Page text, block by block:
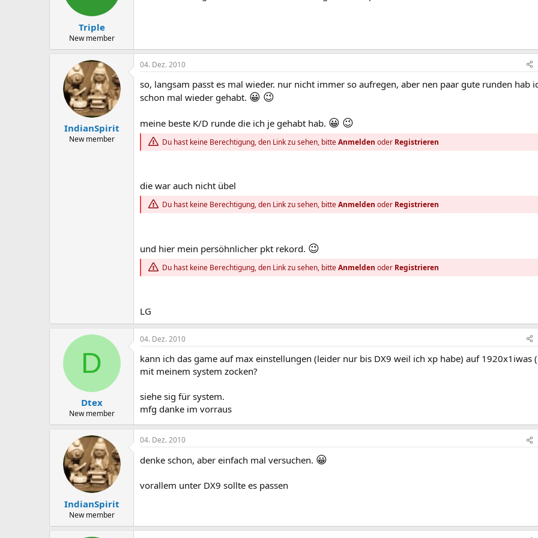
Triple
New member
IndianSpirit
New member
04. Dez. 2010
so, langsam passt es mal wieder. nur nicht immer so aufregen, aber nen paar gute runden hab
schon mal wieder gehabt. 😀 😉
meine beste K/D runde die ich je gehabt hab. 😀 😉
Du hast keine Berechtigung, den Link zu sehen, bitteAnmelden oder Registrieren
die war auch nicht übel
Du hast keine Berechtigung, den Link zu sehen, bitteAnmelden oder Registrieren
und hier mein persöhnlicher pkt rekord. 😉
Du hast keine Berechtigung, den Link zu sehen, bitteAnmelden oder Registrieren
LG
D
Dtex
New member
04. Dez. 2010
kann ich das game auf max einstellungen (leider nur bis DX9 weil ich xp habe) auf 1920x1iwas
mit meinem system zocken?
siehe sig für system.
mfg danke im vorraus
IndianSpirit
New member
04. Dez. 2010
denke schon, aber einfach mal versuchen. 😀
vorallem unter DX9 sollte es passen